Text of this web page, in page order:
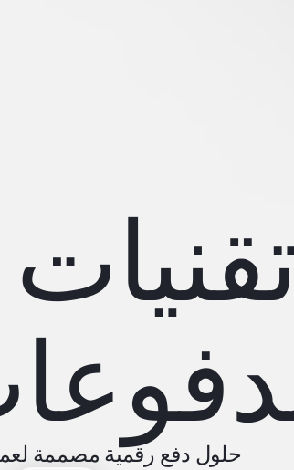
حلول دفع رقمية مصممة